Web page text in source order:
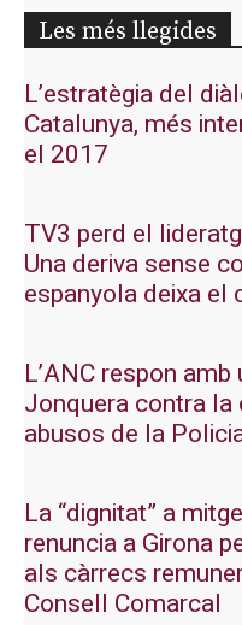
Les més llegides
L’estratègia del
Catalunya, més
el 2017
TV3 perd el
Una deriva sense
espanyola deixa el
L’ANC respon
Jonquera contra
abusos de la
La “dignitat” a
renuncia a Girona
als càrrecs
Consell Comarcal